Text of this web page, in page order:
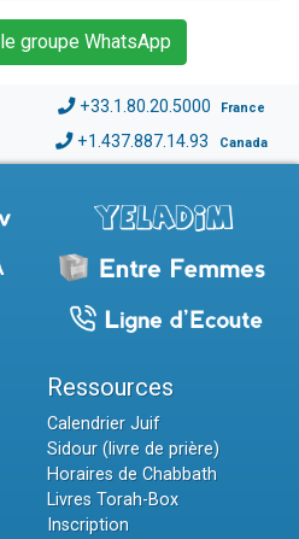
groupe WhatsApp
+33.1.80.20.5000 France
+1.437.887.14.93 Canada
Ressources
Calendrier Juif
Sidour (livre de prière)
Horaires de Chabbath
Livres Torah-Box
Inscription